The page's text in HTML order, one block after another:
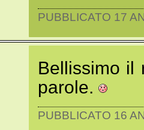
PUBBLICATO 17
Bellissimo il
parole.
PUBBLICATO 16